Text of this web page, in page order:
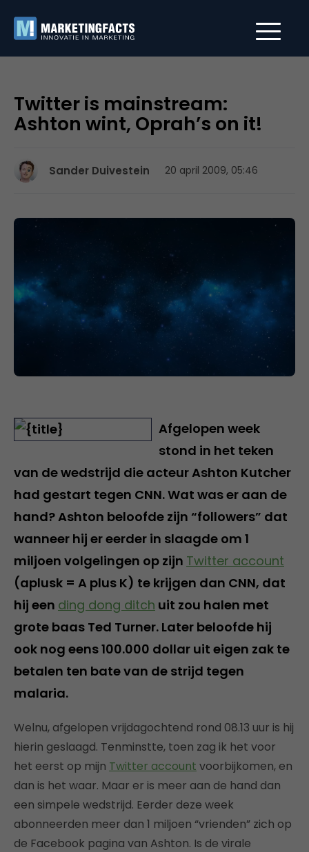
Twitter is mainstream:
Ashton wint, Oprah’s on it!
Sander Duivestein 20 april 2009, 05:46
Afgelopen week
stond in het teken
van de wedstrijd die acteur Ashton Kutcher
had gestart tegen CNN. Wat was er aan de
hand? Ashton beloofde zijn “followers” dat
wanneer hij er eerder in slaagde om 1
miljoen volgelingen op zijn Twitter account
(aplusk = A plus K) te krijgen dan CNN, dat
hij een ding dong ditch uit zou halen met
grote baas Ted Turner. Later beloofde hij
ook nog eens 100.000 dollar uit eigen zak te
betalen ten bate van de strijd tegen
malaria.
Welnu, afgelopen vrijdagochtend rond 08.13 uur is hij
hierin geslaagd. Tenminstte, toen zag ik het voor
het eerst op mijn Twitter account voorbijkomen, en
dan is het waar. Maar er is meer aan de hand dan
een simpele wedstrijd. Eerder deze week
abonneerden meer dan 1 miljoen “vrienden” zich op
de Facebook pagina van Ashton. Is de virale